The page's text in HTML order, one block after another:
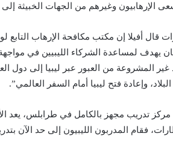
الإرهابيون وغيرهم من الجهات الخبيثة
عمل أميركا في هذا الشأن منذ 4 سنوات قال أفيلا إن مكتب مكافحة
للطيران وأمن المطارات في عام 2018 “وكان يهدف لمساعدة الشركاء
غير المشروعة من العبور عبر ليبيا إلى دول
وإعادة فتح ليبيا أمام السفر العالمي”.
وافتتح في شهر سبتمبر من العام الماضي 2021 مركز تدريب مجهز